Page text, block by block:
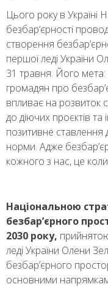
Цього року в Україні
безбар’єрності
створення
першої леді України
31 травня. Його мета:
громадян про
впливає на розвиток
до діючих проєктів та
позитивне ставлення
норми. Адже
кожного з нас, це
Національною
безбар’єрного
2030 року,
леді України Олени
безбар’єрного
основними